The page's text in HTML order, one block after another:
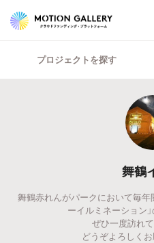
プロジェクトを探す
舞鶴
舞鶴赤れんがパークにおいて毎年
ーイルミネーション
ぜひ一度訪れ
どうぞよろしく